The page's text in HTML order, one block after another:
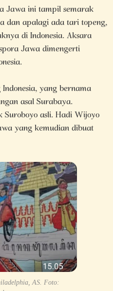
Jawa ini tampil semarak
dan apalagi ada tari topeng,
di Indonesia. Aksara
Jawa dimengerti
yang bernama
asal Surabaya.
asli. Hadi Wijoyo
yang kemudian dibuat
AS. Foto: